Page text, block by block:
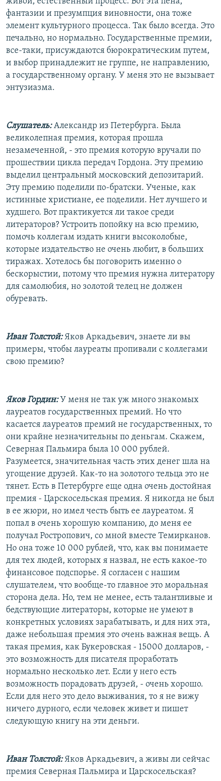
фантазии и презумпция виновности, она тоже
элемент культурного процесса. Так было всегда. Это
печально, но нормально. Государственные премии,
все-таки, присуждаются бюрократическим путем,
и выбор принадлежит не группе, не направлению,
а государственному органу. У меня это не вызывает
энтузиазма.
Слушатель:Александр из Петербурга. Была
великолепная премия, которая прошла
незамеченной, - это премия которую вручали по
прошествии цикла передач Гордона. Эту премию
выделил центральный московский депозитарий.
Эту премию поделили по-братски. Ученые, как
истинные христиане, ее поделили. Нет лучшего и
худшего. Вот практикуется ли такое среди
литераторов? Устроить попойку на всю премию,
помочь коллегам издать книги высоколобые,
которые издательство не очень любит, в больших
тиражах. Хотелось бы поговорить именно о
бескорыстии, потому что премия нужна литератору
для самолюбия, но золотой телец не должен
обуревать.
Иван Толстой:Яков Аркадьевич, знаете ли вы
примеры, чтобы лауреаты пропивали с коллегами
свою премию?
Яков Гордин:У меня не так уж много знакомых
лауреатов государственных премий. Но что
касается лауреатов премий не государственных, то
они крайне незначительны по деньгам. Скажем,
Северная Пальмира была 10 000 рублей.
Разумеется, значительная часть этих денег шла на
угощение друзей. Как-то на золотого тельца это не
тянет. Есть в Петербурге еще одна очень достойная
премия - Царскосельская премия. Я никогда не был
в ее жюри, но имел честь быть ее лауреатом. Я
попал в очень хорошую компанию, до меня ее
получал Ростропович, со мной вместе Темирканов.
Но она тоже 10 000 рублей, что, как вы понимаете
для тех людей, которых я назвал, не есть какое-то
финансовое подспорье. Я согласен с нашим
слушателем, что вообще-то главное это моральная
сторона дела. Но, тем не менее, есть талантливые и
бедствующие литераторы, которые не умеют в
конкретных условиях зарабатывать, и для них эта,
даже небольшая премия это очень важная вещь. А
такая премия, как Букеровская - 15000 долларов, -
это возможность для писателя проработать
нормально несколько лет. Если у него есть
возможность порадовать друзей, - очень хорошо.
Если для него это дело выживания, то я не вижу
ничего дурного, если человек живет и пишет
следующую книгу на эти деньги.
Иван Толстой:Яков Аркадьевич, а живы ли сейчас
премия Северная Пальмира и Царскосельская?